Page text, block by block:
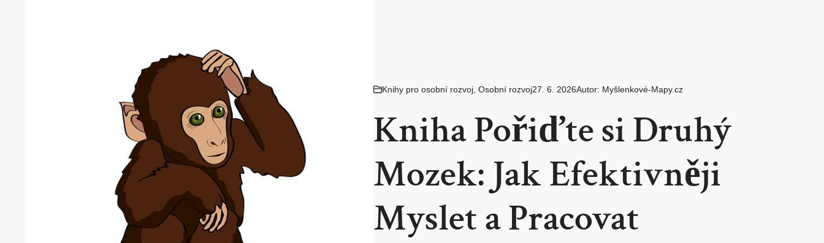
Knihy pro osobní rozvoj, Osobní rozvoj27. 6. 2026Autor: Myšlenkové-Mapy.cz
Kniha Pořiďte si Druhý
Mozek: Jak Efektivněji
Myslet a Pracovat